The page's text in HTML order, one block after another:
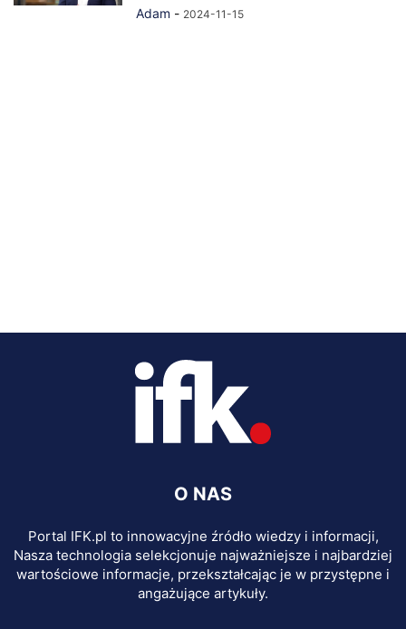
Adam - 2024-11-15
O NAS
Portal IFK.pl to innowacyjne źródło wiedzy i informacji,
Nasza technologia selekcjonuje najważniejsze i najbardziej
wartościowe informacje, przekształcając je w przystępne i
angażujące artykuły.